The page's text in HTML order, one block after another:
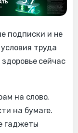
подписки и не
труда
сейчас
на слово,
на бумаге.
гаджеты